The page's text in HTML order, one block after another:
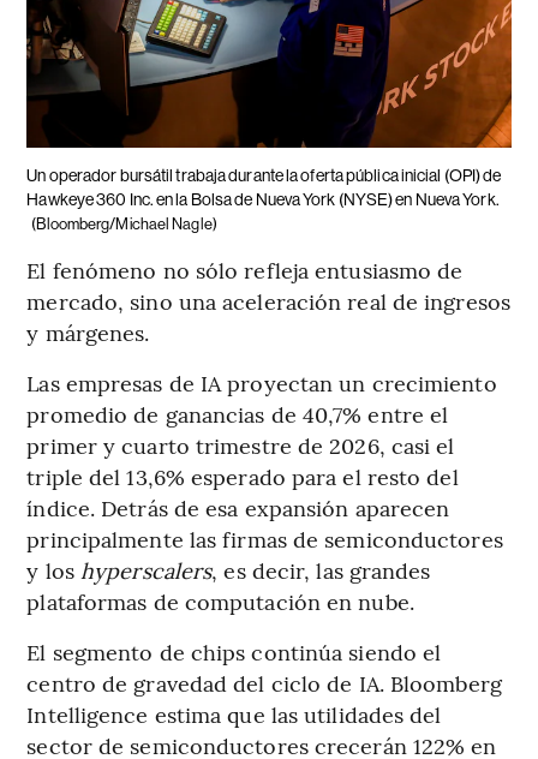
Un operador bursátil trabaja durante la oferta pública inicial (OPI) de
Hawkeye 360 ​​Inc. en la Bolsa de Nueva York (NYSE) en Nueva York.
(Bloomberg/Michael Nagle)
El fenómeno no sólo refleja entusiasmo de
mercado, sino una aceleración real de ingresos
y márgenes.
Las empresas de IA proyectan un crecimiento
promedio de ganancias de 40,7% entre el
primer y cuarto trimestre de 2026, casi el
triple del 13,6% esperado para el resto del
índice. Detrás de esa expansión aparecen
principalmente las firmas de semiconductores
y los hyperscalers, es decir, las grandes
plataformas de computación en nube.
El segmento de chips continúa siendo el
centro de gravedad del ciclo de IA. Bloomberg
Intelligence estima que las utilidades del
sector de semiconductores crecerán 122% en